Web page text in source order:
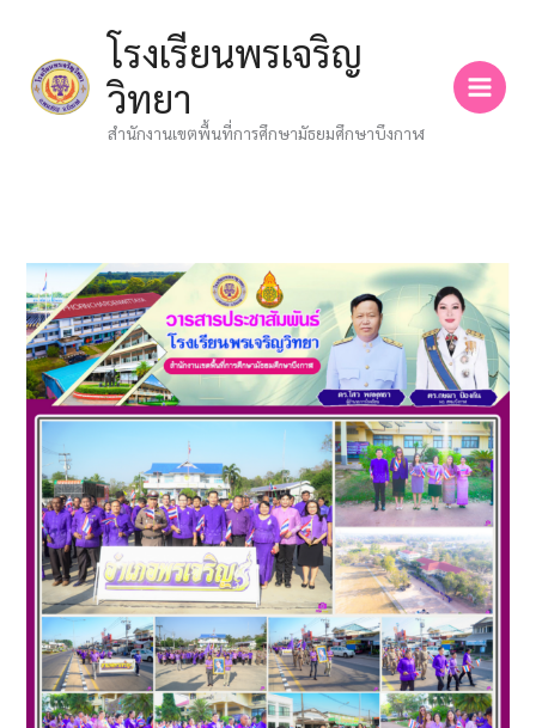
content
โรงเรียนพรเจริญ
วิทยา
สำนักงานเขตพื้นที่การศึกษามัธยมศึกษาบึงกาฬ